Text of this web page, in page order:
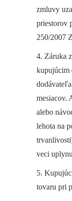
zmluvy
priestorov
250/2007
4. Záruka
kupujúcim
mesiacov.
alebo
lehota na
veci
5.
tovaru pri